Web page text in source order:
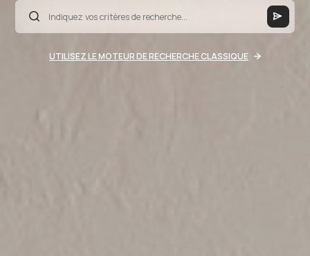
UTILISEZ LE MOTEUR DE RECHERCHE CLASSIQUE